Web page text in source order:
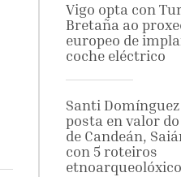
Vigo opta con
Bretaña ao
europeo de
coche eléctrico
Santi
posta en valor
de Candeán,
con 5 roteiros